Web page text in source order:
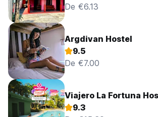
De €6.13
Argdivan Hostel
9.5
De €7.00
Viajero La Fortuna
9.3